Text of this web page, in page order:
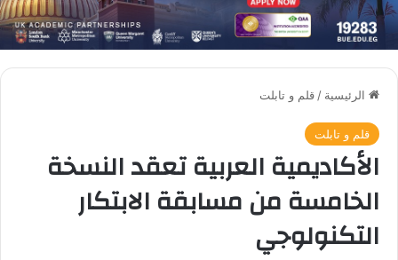
الرئيسية / قلم و تابلت
قلم و تابلت
الأكاديمية العربية تعقد النسخة
الخامسة من مسابقة الابتكار
التكنولوجي